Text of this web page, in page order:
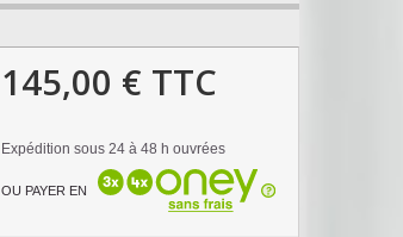
145,00 € TTC
Expédition sous 24 à 48 h ouvrées
OU PAYER EN